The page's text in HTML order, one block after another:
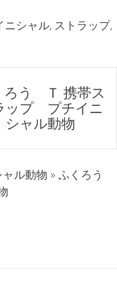
ニシャル, ストラップ,
ろう Ｔ 携帯ス
ップ プチイニ
シャル動物
ル動物 » ふくろう